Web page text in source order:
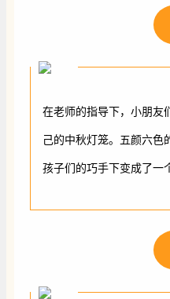
在老师的指导下，小朋友
己的中秋灯笼。五颜六色
孩子们的巧手下变成了一